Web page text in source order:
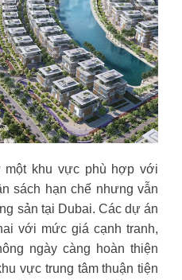
một khu vực phù hợp với
sách hạn chế nhưng vẫn
sản tại Dubai. Các dự án
với mức giá cạnh tranh,
ngày càng hoàn thiện
vực trung tâm thuận tiện